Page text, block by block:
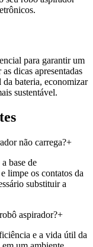
para garantir um
dicas apresentadas
bateria, economizar
sustentável.
não carrega?+
base de
limpe os contatos da
substituir a
aspirador?+
e a vida útil da